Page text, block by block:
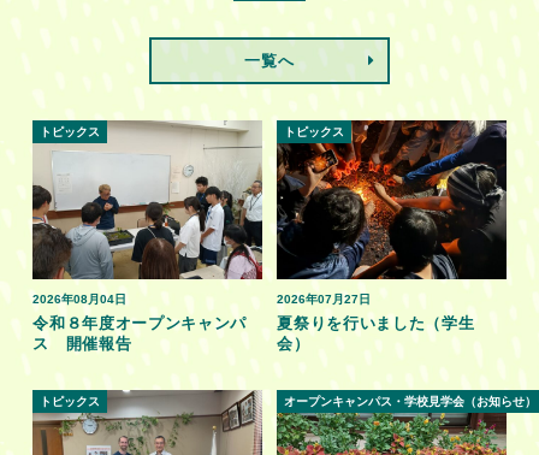
一覧へ
2026年08月04日
トピックス
令和８年度オープンキャンパ
ス 開催報告
2026年07月27日
トピックス
夏祭りを行いました（学生
会）
トピックス オープンキャンパス・学校見学会（お知らせ）